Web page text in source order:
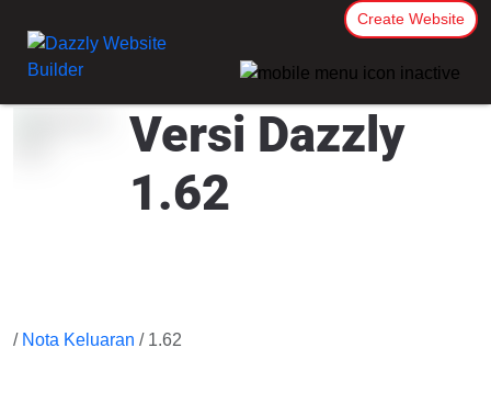
Create Website
Versi Dazzly
1.62
/ Nota Keluaran / 1.62